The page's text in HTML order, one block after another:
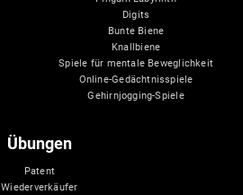
Digits
Bunte Biene
Knallbiene
Spiele für mentale Beweglichkeit
Online-Gedächtnisspiele
Gehirnjogging-Spiele
Übungen
Patent
Wiederverkäufer